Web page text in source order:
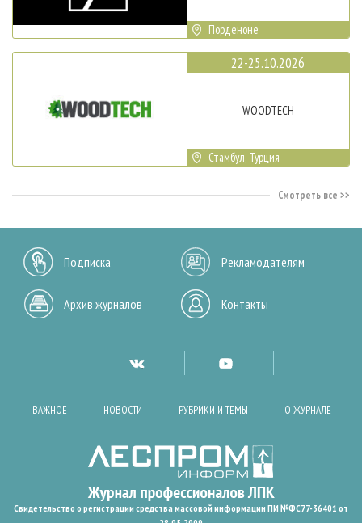
Порденоне
22-25.10.2026
WOODTECH
Стамбул, Турция
Смотреть все
Подписка Рекламодателям
Архив журналов Контакты
ВАЖНОЕ НОВОСТИ РУБРИКИ И ТЕМЫ О ЖУРНАЛЕ
Свидетельство о регистрации средства массовой информации ПИ №ФС77-36401 от